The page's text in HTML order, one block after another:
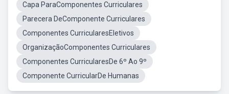
Capa ParaComponentes Curriculares
Parecera DeComponente Curriculares
Componentes CurricularesEletivos
OrganizaçãoComponentes Curriculares
Componentes CurricularesDe 6º Ao 9º
Componente CurricularDe Humanas